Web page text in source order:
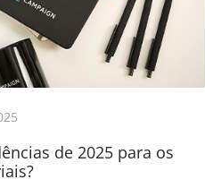
de 2025 para os